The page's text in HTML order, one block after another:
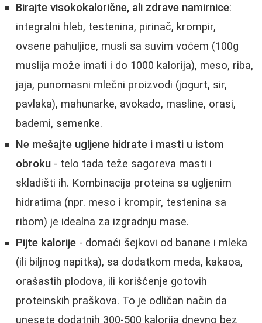
Birajte visokokalorične, ali zdrave namirnice:
integralni hleb, testenina, pirinač, krompir,
ovsene pahuljice, musli sa suvim voćem (100g
muslija može imati i do 1000 kalorija), meso, riba,
jaja, punomasni mlečni proizvodi (jogurt, sir,
pavlaka), mahunarke, avokado, masline, orasi,
bademi, semenke.
Ne mešajte ugljene hidrate i masti u istom
obroku - telo tada teže sagoreva masti i
skladišti ih. Kombinacija proteina sa ugljenim
hidratima (npr. meso i krompir, testenina sa
ribom) je idealna za izgradnju mase.
Pijte kalorije - domaći šejkovi od banane i mleka
(ili biljnog napitka), sa dodatkom meda, kakaoa,
orašastih plodova, ili korišćenje gotovih
proteinskih praškova. To je odličan način da
unesete dodatnih 300-500 kalorija dnevno bez